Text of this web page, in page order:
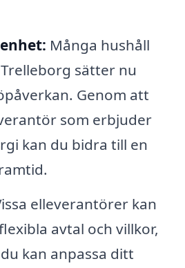
Många hushåll
sätter nu
Genom att
som erbjuder
kan du bidra till en
elleverantörer kan
avtal och villkor,
kan anpassa ditt